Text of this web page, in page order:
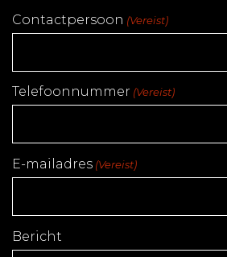
Contactpersoon (Vereist)
Telefoonnummer (Vereist)
E-mailadres (Vereist)
Bericht